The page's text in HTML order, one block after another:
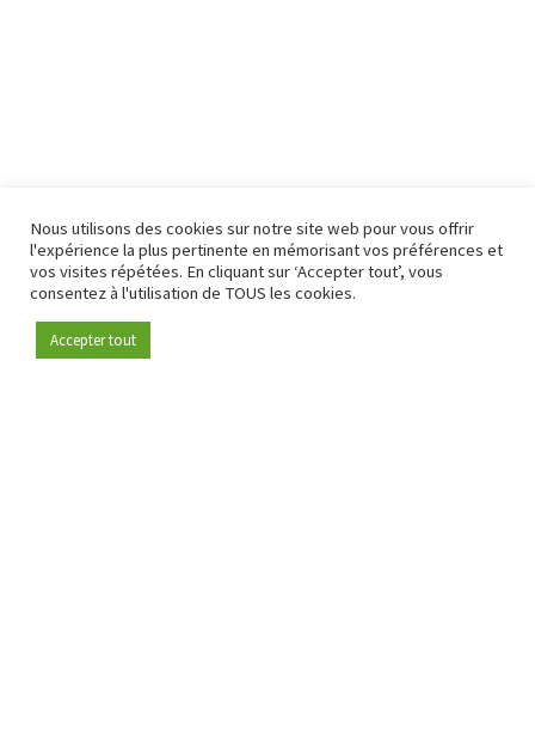
Devenez membre
Nous utilisons des cookies sur notre site web pour vous offrir
l'expérience la plus pertinente en mémorisant vos préférences et
vos visites répétées. En cliquant sur ‘Accepter tout’, vous
consentez à l'utilisation de TOUS les cookies.
Accepter tout